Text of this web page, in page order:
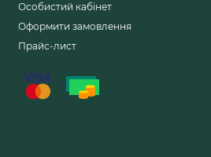
Особистий кабінет
Оформити замовлення
Прайс-лист